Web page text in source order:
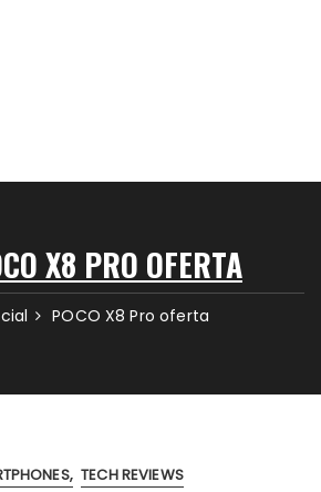
X8 PRO OFERTA
POCO X8 Pro oferta
TECH REVIEWS